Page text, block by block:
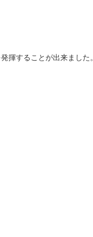
揮することが出来ました。